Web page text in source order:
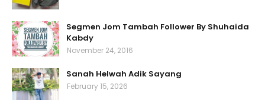
Segmen Jom Tambah Follower By Shuhaida
Kabdy
November 24, 2016
Sanah Helwah Adik Sayang
February 15, 2026